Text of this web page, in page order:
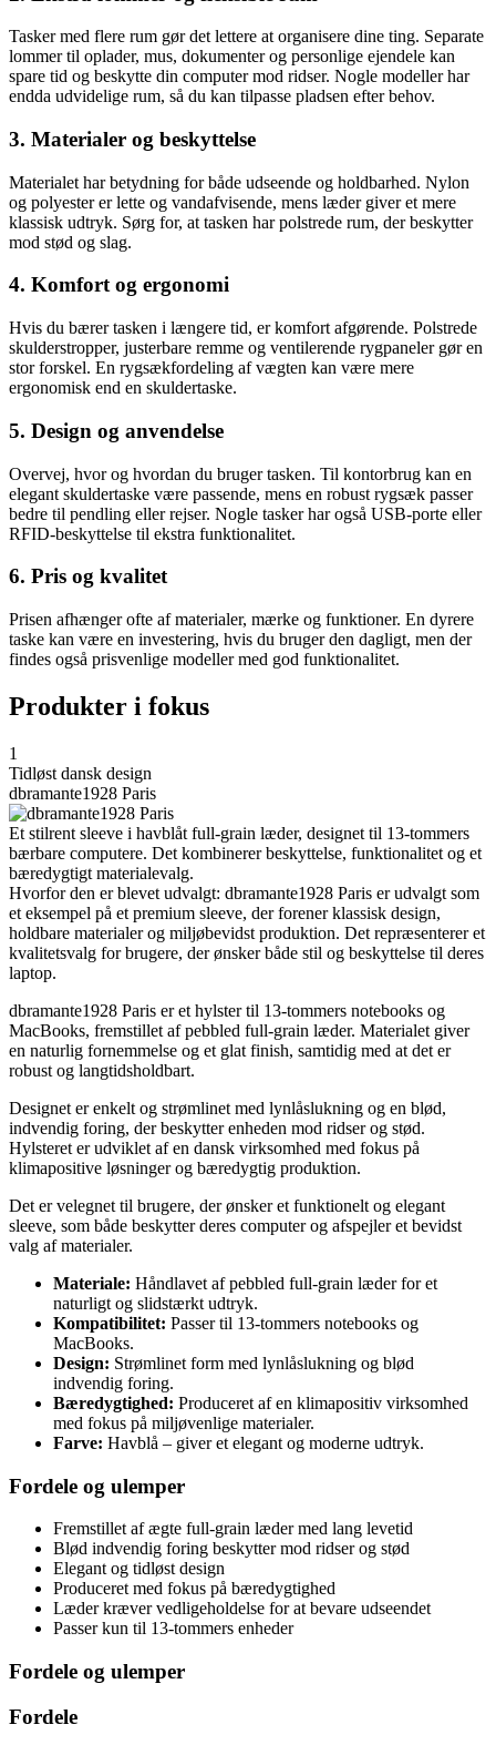
Tasker med flere rum gør det lettere at organisere dine ting. Separate
lommer til oplader, mus, dokumenter og personlige ejendele kan
spare tid og beskytte din computer mod ridser. Nogle modeller har
endda udvidelige rum, så du kan tilpasse pladsen efter behov.
3. Materialer og beskyttelse
Materialet har betydning for både udseende og holdbarhed. Nylon
og polyester er lette og vandafvisende, mens læder giver et mere
klassisk udtryk. Sørg for, at tasken har polstrede rum, der beskytter
mod stød og slag.
4. Komfort og ergonomi
Hvis du bærer tasken i længere tid, er komfort afgørende. Polstrede
skulderstropper, justerbare remme og ventilerende rygpaneler gør en
stor forskel. En rygsækfordeling af vægten kan være mere
ergonomisk end en skuldertaske.
5. Design og anvendelse
Overvej, hvor og hvordan du bruger tasken. Til kontorbrug kan en
elegant skuldertaske være passende, mens en robust rygsæk passer
bedre til pendling eller rejser. Nogle tasker har også USB-porte eller
RFID-beskyttelse til ekstra funktionalitet.
6. Pris og kvalitet
Prisen afhænger ofte af materialer, mærke og funktioner. En dyrere
taske kan være en investering, hvis du bruger den dagligt, men der
findes også prisvenlige modeller med god funktionalitet.
Produkter i fokus
1
Tidløst dansk design
dbramante1928 Paris
Et stilrent sleeve i havblåt full-grain læder, designet til 13-tommers
bærbare computere. Det kombinerer beskyttelse, funktionalitet og et
bæredygtigt materialevalg.
Hvorfor den er blevet udvalgt: dbramante1928 Paris er udvalgt som
et eksempel på et premium sleeve, der forener klassisk design,
holdbare materialer og miljøbevidst produktion. Det repræsenterer et
kvalitetsvalg for brugere, der ønsker både stil og beskyttelse til deres
laptop.
dbramante1928 Paris er et hylster til 13-tommers notebooks og
MacBooks, fremstillet af pebbled full-grain læder. Materialet giver
en naturlig fornemmelse og et glat finish, samtidig med at det er
robust og langtidsholdbart.
Designet er enkelt og strømlinet med lynlåslukning og en blød,
indvendig foring, der beskytter enheden mod ridser og stød.
Hylsteret er udviklet af en dansk virksomhed med fokus på
klimapositive løsninger og bæredygtig produktion.
Det er velegnet til brugere, der ønsker et funktionelt og elegant
sleeve, som både beskytter deres computer og afspejler et bevidst
valg af materialer.
Materiale: Håndlavet af pebbled full-grain læder for et
naturligt og slidstærkt udtryk.
Kompatibilitet: Passer til 13-tommers notebooks og
MacBooks.
Design: Strømlinet form med lynlåslukning og blød
indvendig foring.
Bæredygtighed: Produceret af en klimapositiv virksomhed
med fokus på miljøvenlige materialer.
Farve: Havblå – giver et elegant og moderne udtryk.
Fordele og ulemper
Fremstillet af ægte full-grain læder med lang levetid
Blød indvendig foring beskytter mod ridser og stød
Elegant og tidløst design
Produceret med fokus på bæredygtighed
Læder kræver vedligeholdelse for at bevare udseendet
Passer kun til 13-tommers enheder
Fordele og ulemper
Fordele